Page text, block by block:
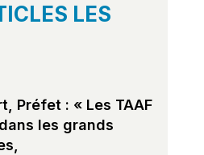
LES
Préfet : « Les TAAF
les grands